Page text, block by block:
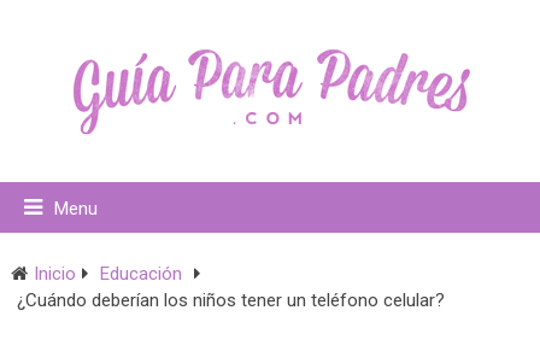
Menu
Inicio
Educación
¿Cuándo deberían los niños tener un teléfono celular?